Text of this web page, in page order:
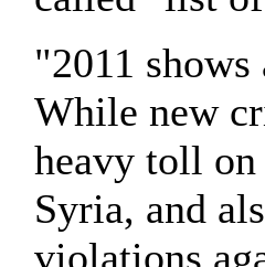
"2011
While new
heavy toll
Syria, and
violations